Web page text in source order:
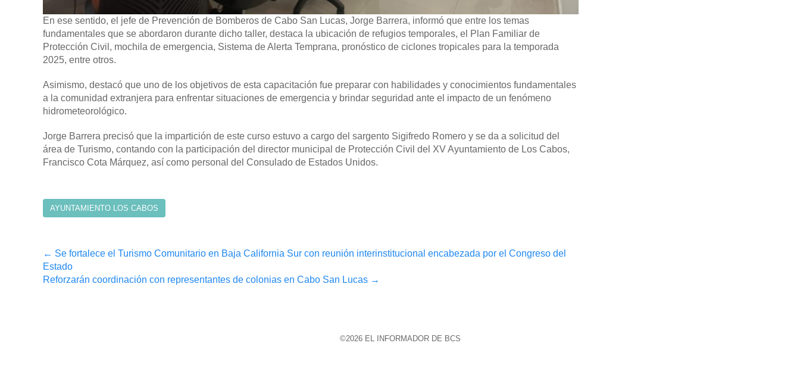
En ese sentido, el jefe de Prevención de Bomberos de Cabo San Lucas, Jorge Barrera, informó que entre los temas
fundamentales que se abordaron durante dicho taller, destaca la ubicación de refugios temporales, el Plan Familiar de
Protección Civil, mochila de emergencia, Sistema de Alerta Temprana, pronóstico de ciclones tropicales para la temporada
2025, entre otros.
Asimismo, destacó que uno de los objetivos de esta capacitación fue preparar con habilidades y conocimientos fundamentales
a la comunidad extranjera para enfrentar situaciones de emergencia y brindar seguridad ante el impacto de un fenómeno
hidrometeorológico.
Jorge Barrera precisó que la impartición de este curso estuvo a cargo del sargento Sigifredo Romero y se da a solicitud del
área de Turismo, contando con la participación del director municipal de Protección Civil del XV Ayuntamiento de Los Cabos,
Francisco Cota Márquez, así como personal del Consulado de Estados Unidos.
AYUNTAMIENTO LOS CABOS
Post
navigation
← Se fortalece el Turismo Comunitario en Baja California Sur con reunión interinstitucional encabezada por el Congreso del
Estado
Reforzarán coordinación con representantes de colonias en Cabo San Lucas →
©2026 EL INFORMADOR DE BCS